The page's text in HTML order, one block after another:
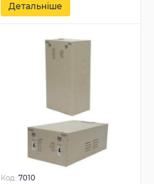
Детальніше
Код: 7010